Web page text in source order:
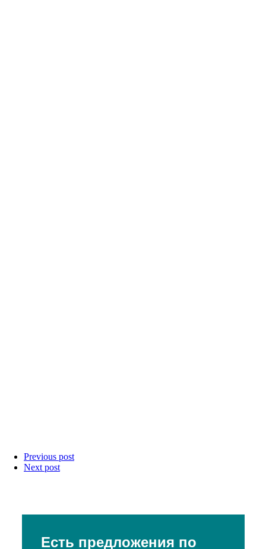
Previous post
Next post
Есть предложения по